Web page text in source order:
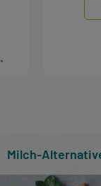
Milch-